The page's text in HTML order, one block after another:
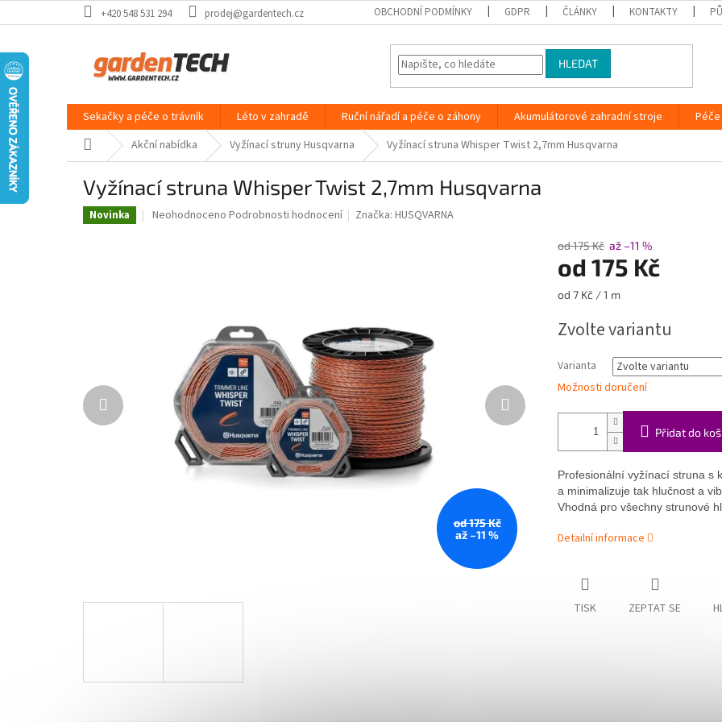
na
+420 548 531 294 prodej@gardentech.cz OBCHODNÍ PODMÍNKY GDPR ČLÁNKY KONTAKTY
HLEDAT
Sekačky a péče o trávník Léto v zahradě Ruční nářadí a péče o záhony Akumulátorové zahradní stroje
Domů Akční nabídka Vyžínací struny Husqvarna Vyžínací struna Whisper Twist 2,7mm Husqvarna
Vyžínací struna Whisper Twist 2,7mm Husqvarna
Novinka
Průměrné
Neohodnoceno Podrobnosti hodnocení Značka:HUSQVARNA
od 175 Kč
až –11 %
od 175 Kč až –11 %
od 175 Kč
Měrná
od 7 Kč / 1 m
Zvolte variantu
Varianta
Možnosti doručení
Přidat do
Profesionální vyžínací struna s
a minimalizuje tak hlučnost a
Vhodná pro všechny strunové
Detailní informace
TISK ZEPTAT SE